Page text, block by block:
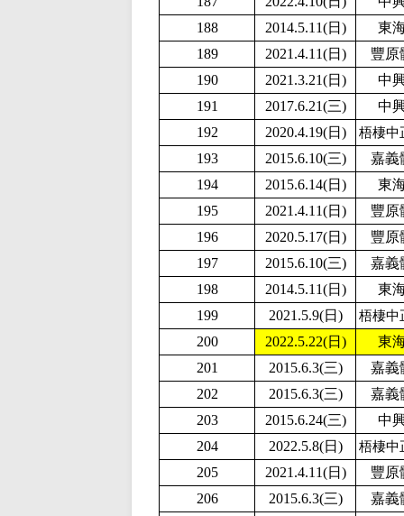
188
2014.5.11(日)
東
189
2021.4.11(日)
豐原
190
2021.3.21(日)
中
191
2017.6.21(三)
中
192
2020.4.19(日) 梧棲中
193 2015.6.10(三)
嘉義
194
2015.6.14(日)
東
195
2021.4.11(日)
豐原
196
2020.5.17(日)
豐原
197
2015.6.10(三)
嘉義
198
2014.5.11(日)
東
199
2021.5.9(日) 梧棲中
200 2022.5.22(日)
東
201
2015.6.3(三)
嘉義
202
2015.6.3(三)
嘉義
203
2015.6.24(三)
中
204
2022.5.8(日) 梧棲中
205 2021.4.11(日)
豐原
206
2015.6.3(三)
嘉義